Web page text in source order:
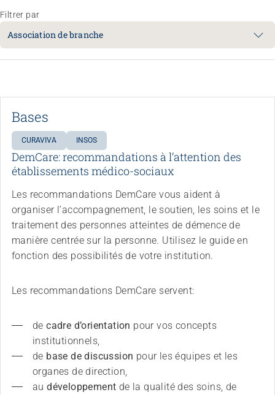
les limites
Filtrer par
Association de branche
Bases
CURAVIVA INSOS
DemCare: recommandations à l’attention des
établissements médico-sociaux
Les recommandations DemCare vous aident à
organiser l’accompagnement, le soutien, les soins et le
traitement des personnes atteintes de démence de
manière centrée sur la personne. Utilisez le guide en
fonction des possibilités de votre institution.
Les recommandations DemCare servent:
de cadre d’orientation pour vos concepts
institutionnels,
de base de discussion pour les équipes et les
organes de direction,
au développement de la qualité des soins, de